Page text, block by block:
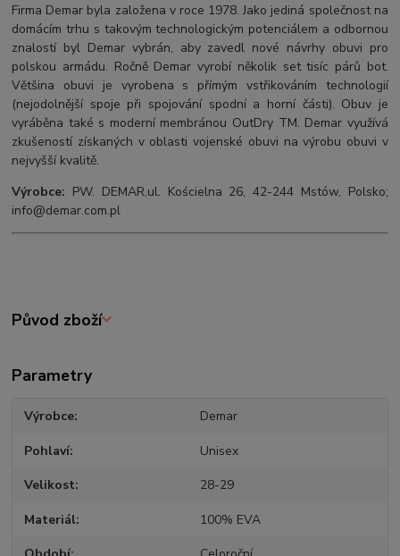
Firma Demar byla založena v roce 1978. Jako jediná společnost na
domácím trhu s takovým technologickým potenciálem a odbornou
znalostí byl Demar vybrán, aby zavedl nové návrhy obuvi pro
polskou armádu. Ročně Demar vyrobí několik set tisíc párů bot.
Většina obuvi je vyrobena s přímým vstřikováním technologií
(nejodolnější spoje při spojování spodní a horní části). Obuv je
vyráběna také s moderní membránou OutDry TM. Demar využívá
zkušeností získaných v oblasti vojenské obuvi na výrobu obuvi v
nejvyšší kvalitě.
Výrobce: PW. DEMAR,ul. Kościelna 26, 42-244 Mstów, Polsko;
info@demar.com.pl
Původ zboží
Parametry
Výrobce Demar
Pohlaví Unisex
Velikost 28-29
Materiál 100% EVA